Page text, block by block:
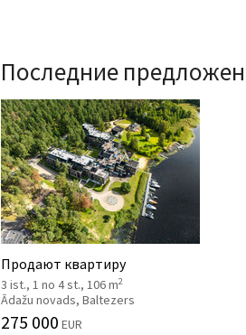
Последние
Продают квартиру
3 ist., 1 no 4 st., 106 m2
Ādažu novads, Baltezers
275 000 EUR